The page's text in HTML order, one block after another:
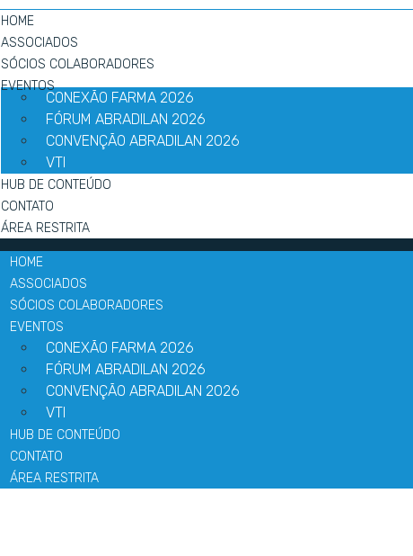
HOME
ASSOCIADOS
SÓCIOS COLABORADORES
EVENTOS
CONEXÃO FARMA 2026
FÓRUM ABRADILAN 2026
CONVENÇÃO ABRADILAN 2026
VTI
HUB DE CONTEÚDO
CONTATO
ÁREA RESTRITA
HOME
ASSOCIADOS
SÓCIOS COLABORADORES
EVENTOS
CONEXÃO FARMA 2026
FÓRUM ABRADILAN 2026
CONVENÇÃO ABRADILAN 2026
VTI
HUB DE CONTEÚDO
CONTATO
ÁREA RESTRITA